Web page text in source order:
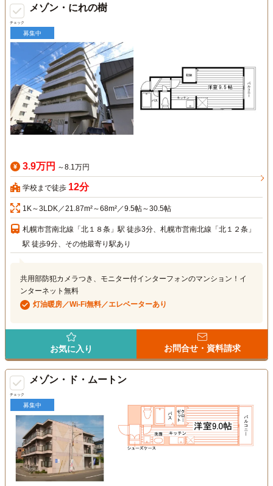
チェック
メゾン・にれの樹
募集中
3.9万円 ～8.1万円
学校まで徒歩 12分
1K～3LDK／21.87m²～68m²／9.5帖～30.5帖
札幌市営南北線「北１８条」駅 徒歩3分、札幌市営南北線「北１２条」
駅 徒歩9分、その他最寄り駅あり
共用部防犯カメラつき、モニター付インターフォンのマンション！イ
ンターネット無料
灯油暖房／Wi-Fi無料／エレベーターあり
お気に入り お問合せ・資料請求
チェック
メゾン・ド・ムートン
募集中